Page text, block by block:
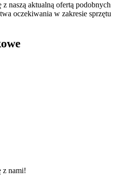
z naszą aktualną ofertą podobnych
oczekiwania w zakresie sprzętu
z nami!